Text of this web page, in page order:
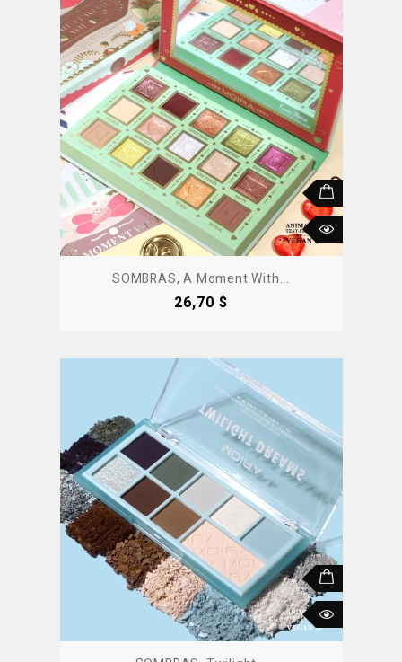
SOMBRAS, A Moment With...
Precio
26,70 $